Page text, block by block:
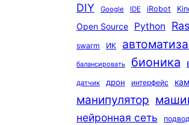
DIY Google IDE iRobot
Open Source Python
swarm ИК
балансировать бионика
датчик дрон интерфейс
манипулятор
нейронная сеть